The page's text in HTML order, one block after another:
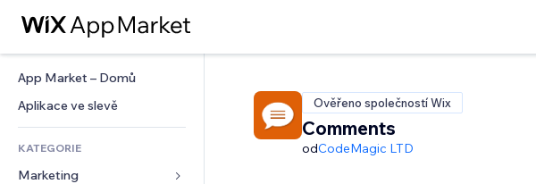
App Market – Domů
Aplikace ve slevě
KATEGORIE
Marketing
Ověřeno společností Wix
Comments
odCodeMagic LTD